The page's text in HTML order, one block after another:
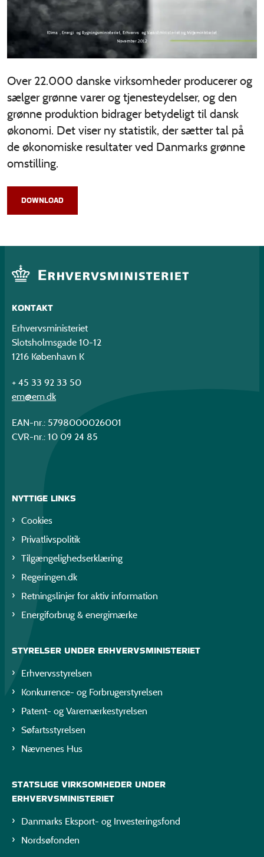
Over 22.000 danske virksomheder producerer og
sælger grønne varer og tjenesteydelser, og den
grønne produktion bidrager betydeligt til dansk
økonomi. Det viser ny statistik, der sætter tal på
de økonomiske resultater ved Danmarks grønne
omstilling.
DOWNLOAD
KONTAKT
Erhvervsministeriet
Slotsholmsgade 10-12
1216 København K
+ 45 33 92 33 50
em@em.dk
EAN-nr.: 5798000026001
CVR-nr.: 10 09 24 85
NYTTIGE LINKS
Cookies
Privatlivspolitik
Tilgængelighedserklæring
Regeringen.dk
Retningslinjer for aktiv information
Energiforbrug & energimærke
STYRELSER UNDER ERHVERVSMINISTERIET
Erhvervsstyrelsen
Konkurrence- og Forbrugerstyrelsen
Patent- og Varemærkestyrelsen
Søfartsstyrelsen
Nævnenes Hus
STATSLIGE VIRKSOMHEDER UNDER
ERHVERVSMINISTERIET
Danmarks Eksport- og Investeringsfond
Nordsøfonden